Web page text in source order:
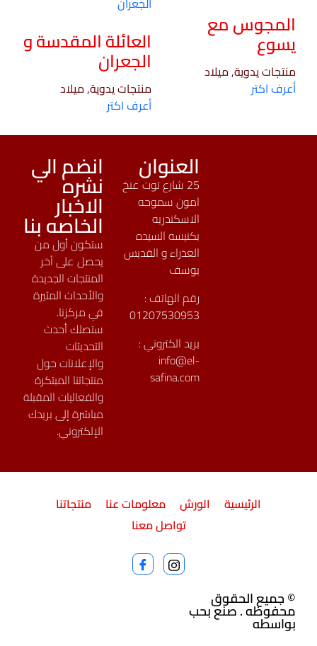
المجوس مع
يسوع
منتجات يدوية, ميلاد
أعرف اكتر
العائلة المقدسة و
الجعران
منتجات يدوية, ميلاد
أعرف اكتر
العنوان
25 شارع توت عنخ
امون سموحه
الاسكندريه
بكنيسه السيده
العذراء و القديس
يوسف
رقم الهاتف :
01207530953
بريد الكتروني :
info@el-
safina.com
انضم الي
نشره
الاخبار
الخاصه بنا
ستكون أول من
يحصل على آخر
المنتجات الجديدة
والأحداث المثيرة
في مركزنا.
ستصلك أحدث
التحديثات
والإعلانات حول
منتجاتنا المبتكرة
والفعاليات المقبلة
مباشرة إلى بريدك
الإلكتروني.
© جميع الحقوق
محفوظه . صنع بحب
بواسطه
الرئيسية الورش معلومات عنا
منتجاتنا
تواصل معنا